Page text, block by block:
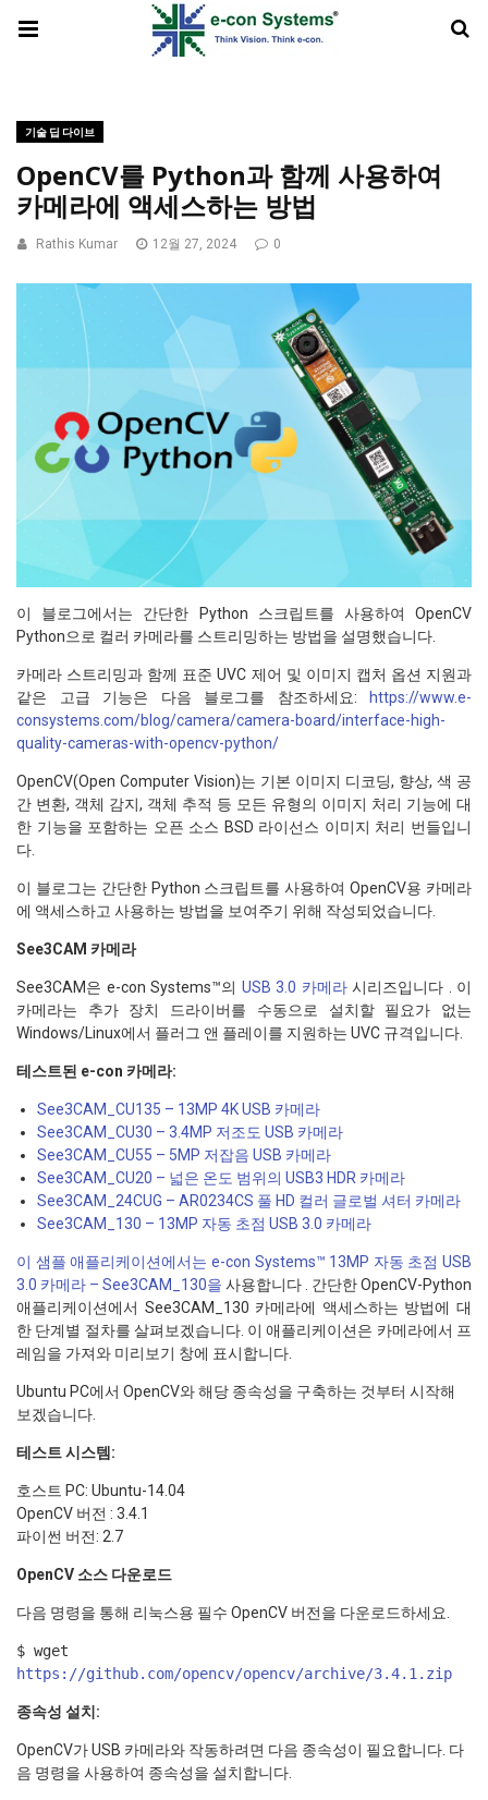
기술 딥 다이브
OpenCV를 Python과 함께 사용하여
카메라에 액세스하는 방법
Rathis Kumar 12월 27, 2024 0
이 블로그에서는 간단한 Python 스크립트를 사용하여 OpenCV
Python으로 컬러 카메라를 스트리밍하는 방법을 설명했습니다.
카메라 스트리밍과 함께 표준 UVC 제어 및 이미지 캡처 옵션 지원과
같은 고급 기능은 다음 블로그를 참조하세요:
https://www.e-
consystems.com/blog/camera/camera-board/interface-high-
quality-cameras-with-opencv-python/
OpenCV(Open Computer Vision)는 기본 이미지 디코딩, 향상, 색 공
간 변환, 객체 감지, 객체 추적 등 모든 유형의 이미지 처리 기능에 대
한 기능을 포함하는 오픈 소스 BSD 라이선스 이미지 처리 번들입니
다.
이 블로그는 간단한 Python 스크립트를 사용하여 OpenCV용 카메라
에 액세스하고 사용하는 방법을 보여주기 위해 작성되었습니다.
See3CAM 카메라
See3CAM은 e-con Systems™의 USB 3.0 카메라시리즈입니다 . 이
카메라는 추가 장치 드라이버를 수동으로 설치할 필요가 없는
Windows/Linux에서 플러그 앤 플레이를 지원하는 UVC 규격입니다.
테스트된 e-con 카메라:
See3CAM_CU135 – 13MP 4K USB 카메라
See3CAM_CU30 – 3.4MP 저조도 USB 카메라
See3CAM_CU55 – 5MP 저잡음 USB 카메라
See3CAM_CU20 – 넓은 온도 범위의 USB3 HDR 카메라
See3CAM_24CUG – AR0234CS 풀 HD 컬러 글로벌 셔터 카메라
See3CAM_130 – 13MP 자동 초점 USB 3.0 카메라
이 샘플 애플리케이션에서는 e-con Systems™ 13MP 자동 초점 USB
3.0 카메라 – See3CAM_130을 사용합니다 . 간단한 OpenCV-Python
애플리케이션에서 See3CAM_130 카메라에 액세스하는 방법에 대
한 단계별 절차를 살펴보겠습니다. 이 애플리케이션은 카메라에서 프
레임을 가져와 미리보기 창에 표시합니다.
Ubuntu PC에서 OpenCV와 해당 종속성을 구축하는 것부터 시작해
보겠습니다.
테스트 시스템:
호스트 PC: Ubuntu-14.04
OpenCV 버전 : 3.4.1
파이썬 버전: 2.7
OpenCV 소스 다운로드
다음 명령을 통해 리눅스용 필수 OpenCV 버전을 다운로드하세요.
$ wget
https://github.com/opencv/opencv/archive/3.4.1.zip
종속성 설치:
OpenCV가 USB 카메라와 작동하려면 다음 종속성이 필요합니다. 다
음 명령을 사용하여 종속성을 설치합니다.